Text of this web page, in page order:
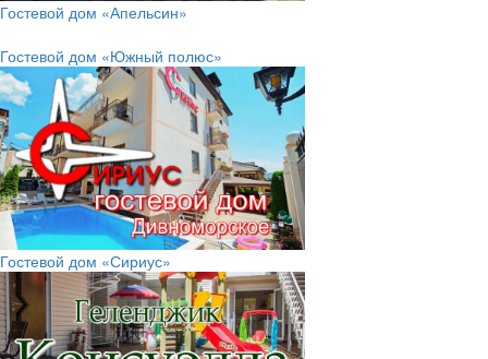
Гостевой дом «Апельсин»
Гостевой дом «Южный полюс»
Гостевой дом «Сириус»